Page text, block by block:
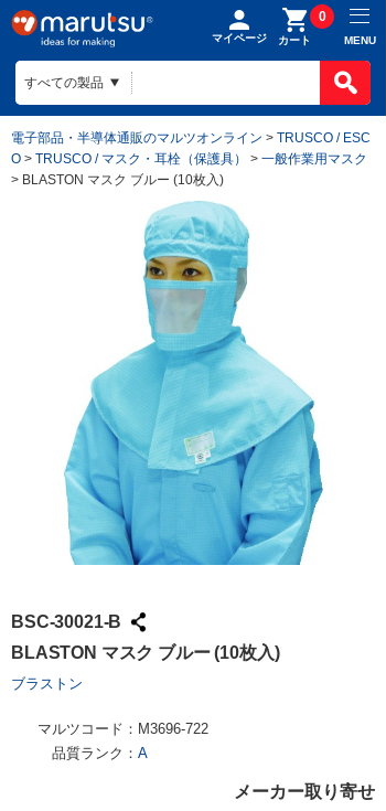
マイページ カート
0
MENU
電子部品・半導体通販のマルツオンライン > TRUSCO / ESC
O > TRUSCO / マスク・耳栓（保護具） > 一般作業用マスク
> BLASTON マスク ブルー (10枚入)
BSC-30021-B
BLASTON マスク ブルー (10枚入)
ブラストン
マルツコード： M3696-722
品質ランク： A
メーカー取り寄せ